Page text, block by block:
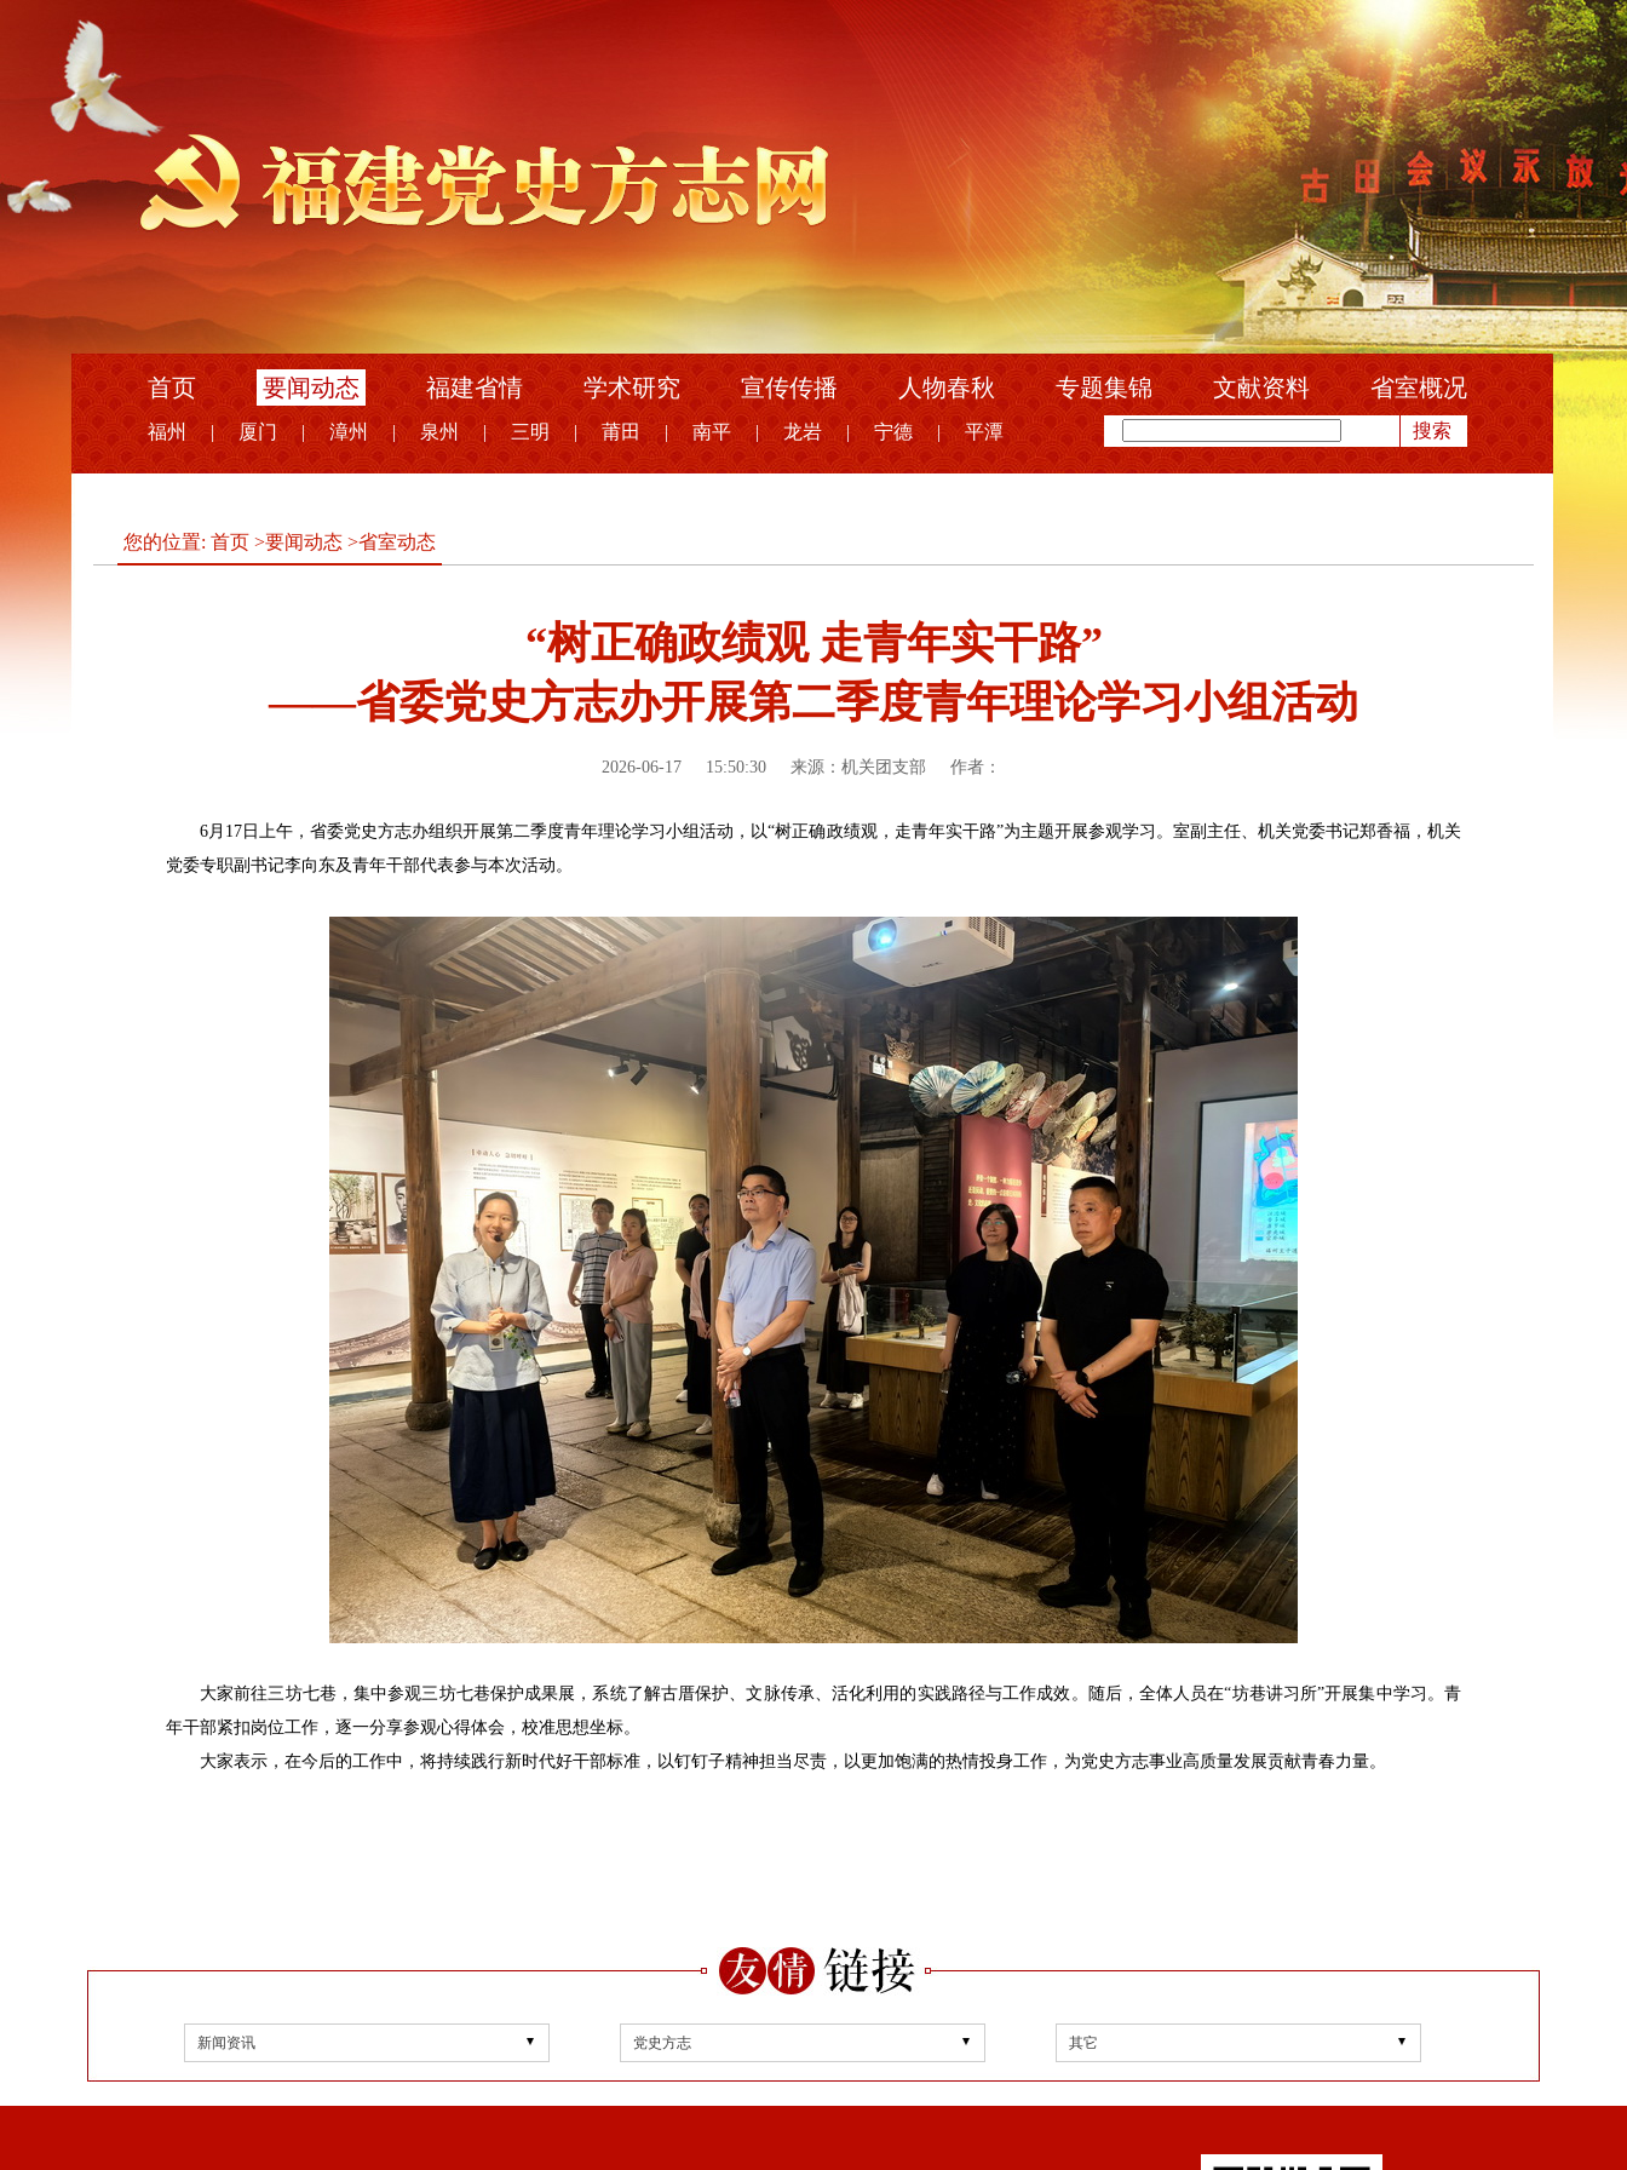
首页 要闻动态 福建省情 学术研究 宣传传播 人物春秋 专题集锦 文献资料 省室概况
福州 | 厦门 | 漳州 | 泉州 | 三明 | 莆田 | 南平 | 龙岩 | 宁德 | 平潭 搜索
您的位置: 首页 >要闻动态 >省室动态
“树正确政绩观 走青年实干路”
——省委党史方志办开展第二季度青年理论学习小组活动
2026-06-17 15:50:30 来源：机关团支部 作者：
6月17日上午，省委党史方志办组织开展第二季度青年理论学习小组活动，以“树正确政绩观，走青年实干路”为主题开展参观学习。室副主任、机关党委书记郑香福，机关
党委专职副书记李向东及青年干部代表参与本次活动。
大家前往三坊七巷，集中参观三坊七巷保护成果展，系统了解古厝保护、文脉传承、活化利用的实践路径与工作成效。随后，全体人员在“坊巷讲习所”开展集中学习。青
年干部紧扣岗位工作，逐一分享参观心得体会，校准思想坐标。
大家表示，在今后的工作中，将持续践行新时代好干部标准，以钉钉子精神担当尽责，以更加饱满的热情投身工作，为党史方志事业高质量发展贡献青春力量。
新闻资讯 党史方志 其它